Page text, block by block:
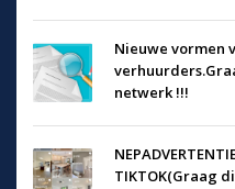
Nieuwe vormen
netwerk !!!
TIKTOK(Graag